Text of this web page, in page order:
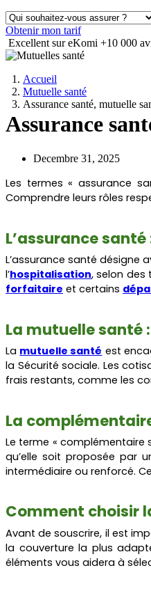
Obtenir mon tarif
Excellent sur eKomi +10 000
Accueil
Mutuelle santé
Assurance santé, mutuelle
Assurance
Decembre 31, 2025
Les termes « assurance
Comprendre leurs rôles
L’assurance
L’assurance santé désigne
l’hospitalisation, selon des
forfaitaire et certains
La mutuelle santé
La mutuelle santé est
la Sécurité sociale. Les
frais restants, comme les
La
Le terme « complémentaire
qu’elle soit proposée par
intermédiaire ou renforcé.
Comment choisir
Avant de souscrire, il est
la couverture la plus
éléments vous aidera à